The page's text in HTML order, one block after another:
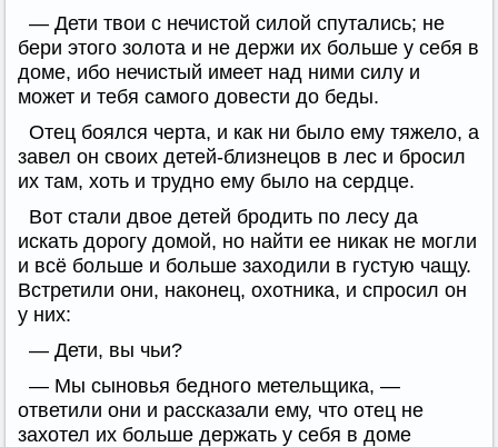
— Дети твои с нечистой силой спутались; не
бери этого золота и не держи их больше у себя в
доме, ибо нечистый имеет над ними силу и
может и тебя самого довести до беды.
Отец боялся черта, и как ни было ему тяжело, а
завел он своих детей-близнецов в лес и бросил
их там, хоть и трудно ему было на сердце.
Вот стали двое детей бродить по лесу да
искать дорогу домой, но найти ее никак не могли
и всё больше и больше заходили в густую чащу.
Встретили они, наконец, охотника, и спросил он
у них:
— Дети, вы чьи?
— Мы сыновья бедного метельщика, —
ответили они и рассказали ему, что отец не
захотел их больше держать у себя в доме